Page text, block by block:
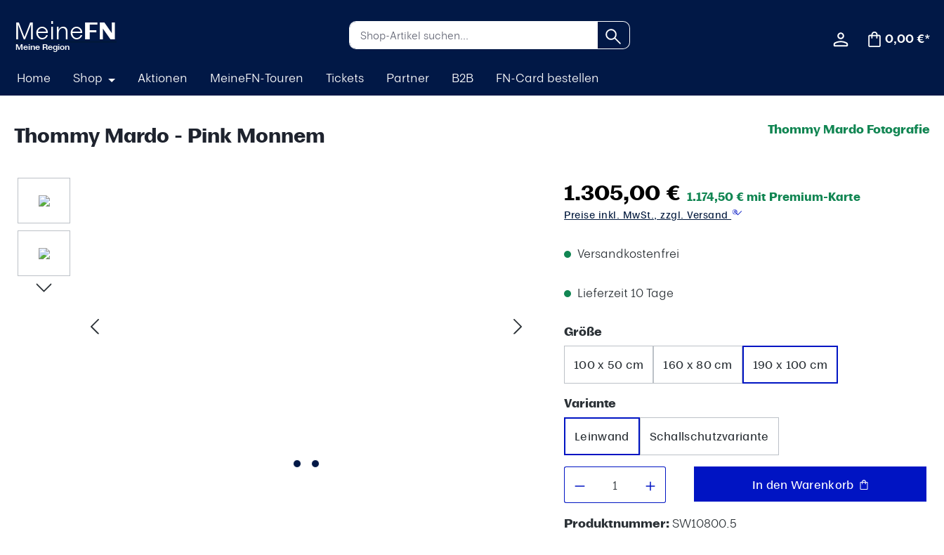
0,00 €*
Home Shop Aktionen MeineFN-Touren Tickets Partner B2B FN-Card bestellen
Thommy Mardo - Pink Monnem Thommy Mardo Fotografie
1.305,00 € 1.174,50 € mit Premium-Karte
Preise inkl. MwSt., zzgl. Versand
Versandkostenfrei
Lieferzeit 10 Tage
Größeauswählen
100 x 50 cm 160 x 80 cm 190 x 100 cm
Varianteauswählen
Leinwand Schallschutzvariante
Produkt Anzahl: Gib den gewünschten
In den Warenkorb
Produktnummer:SW10800.5